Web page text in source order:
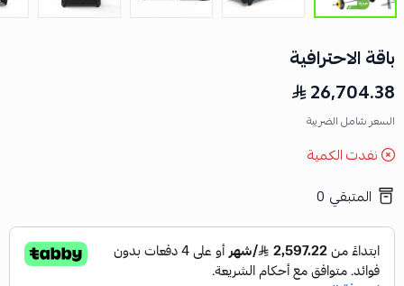
باقة الاحترافية
26,704.38
السعر شامل الضريبة
نفدت الكمية
المتبقي 0